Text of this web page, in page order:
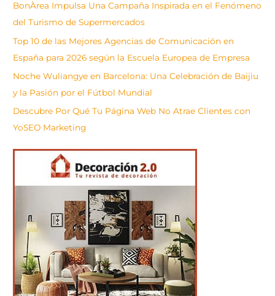
BonÀrea Impulsa Una Campaña Inspirada en el Fenómeno
del Turismo de Supermercados
Top 10 de las Mejores Agencias de Comunicación en
España para 2026 según la Escuela Europea de Empresa
Noche Wuliangye en Barcelona: Una Celebración de Baijiu
y la Pasión por el Fútbol Mundial
Descubre Por Qué Tu Página Web No Atrae Clientes con
YoSEO Marketing